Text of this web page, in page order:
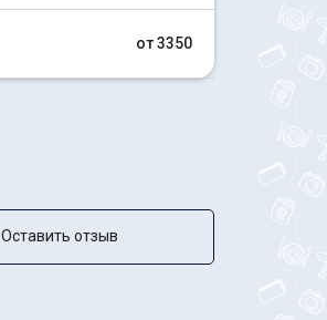
от 3350
Оставить отзыв